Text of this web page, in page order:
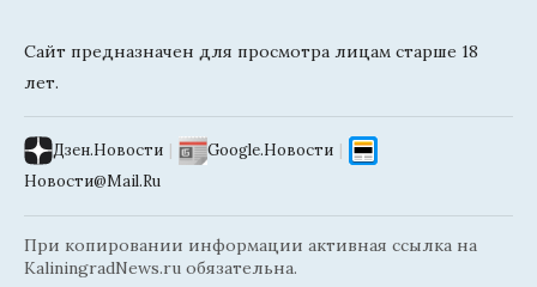
Сайт предназначен для просмотра лицам старше 18
лет.
Дзен.Новости | Google.Новости |
Новости@Mail.Ru
При копировании информации активная ссылка на
KaliningradNews.ru обязательна.